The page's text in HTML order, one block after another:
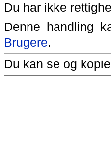
Du har ikke
Denne handling
Brugere.
Du kan se og